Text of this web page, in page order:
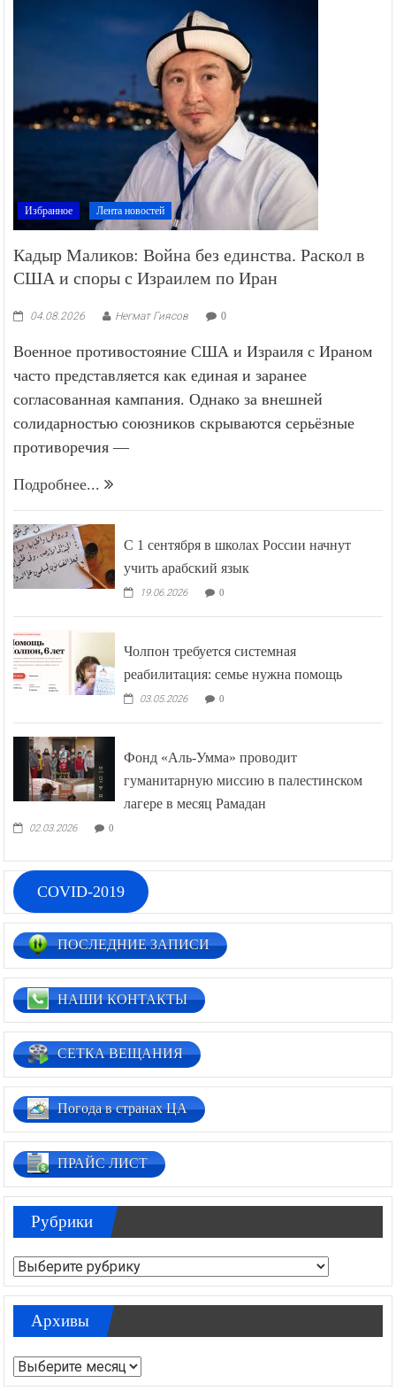
Избранное Лента новостей
Кадыр Маликов: Война без единства. Раскол в
США и споры с Израилем по Иран
04.08.2026 Негмат Гиясов 0
Военное противостояние США и Израиля с Ираном
часто представляется как единая и заранее
согласованная кампания. Однако за внешней
солидарностью союзников скрываются серьёзные
противоречия —
Подробнее...
С 1 сентября в школах России начнут
учить арабский язык
19.06.2026 0
Чолпон требуется системная
реабилитация: семье нужна помощь
03.05.2026 0
Фонд «Аль-Умма» проводит
гуманитарную миссию в палестинском
лагере в месяц Рамадан
02.03.2026 0
COVID-2019
ПОСЛЕДНИЕ ЗАПИСИ
НАШИ КОНТАКТЫ
СЕТКА ВЕЩАНИЯ
Погода в странах ЦА
ПРАЙС ЛИСТ
Рубрики
Рубрики
Архивы
Архивы